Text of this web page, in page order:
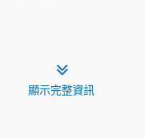
顯示完整資訊